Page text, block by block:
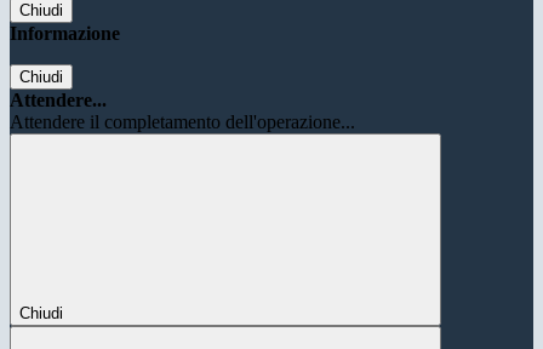
Chiudi
Informazione
Chiudi
Attendere...
Attendere il completamento dell'operazione...
Chiudi